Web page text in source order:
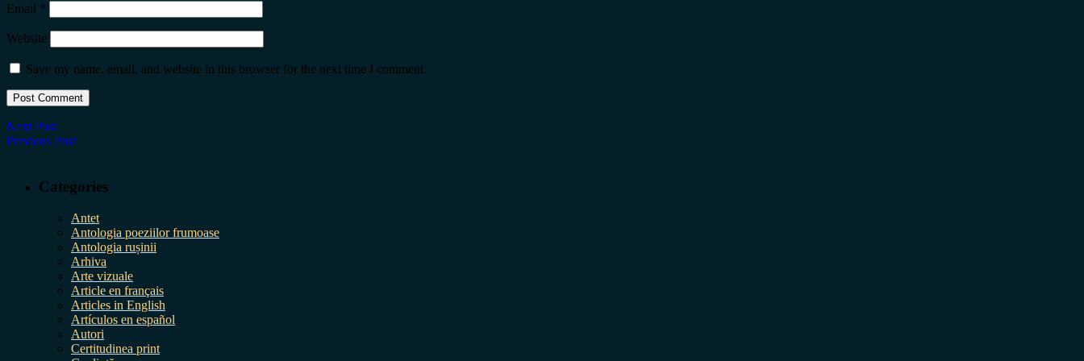
Email *
Website
Save my name, email, and website in this browser for the next time I comment.
Next Post
Previous Post
Categories
Antet
Antologia poeziilor frumoase
Antologia rușinii
Arhiva
Arte vizuale
Article en français
Articles in English
Artículos en español
Autori
Certitudinea print